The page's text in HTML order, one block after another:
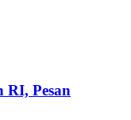
RI, Pesan